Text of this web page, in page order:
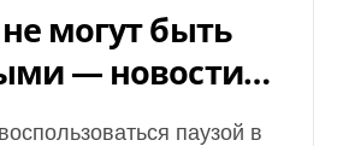
могут быть
— новости